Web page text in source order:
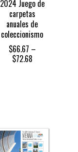
2024 Juego de
carpetas
anuales de
coleccionismo
$66.67 –
$72.68Price